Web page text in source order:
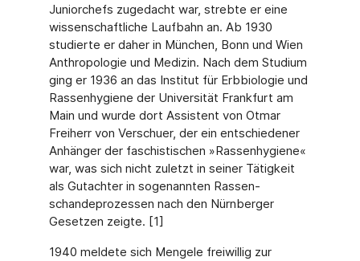
Juniorchefs zugedacht war, strebte er eine
wissenschaftliche Laufbahn an. Ab 1930
studierte er daher in München, Bonn und Wien
Anthropologie und Medizin. Nach dem Studium
ging er 1936 an das Institut für Erbbiologie und
Rassenhygiene der Universität Frankfurt am
Main und wurde dort Assistent von Otmar
Freiherr von Verschuer, der ein entschiedener
Anhänger der faschistischen »Rassenhygie­ne«
war, was sich nicht zuletzt in seiner Tätigkeit
als Gutachter in sogenannten Rassen­
schandeprozessen nach den Nürnberger
Gesetzen zeigte. [1]
1940 meldete sich Mengele freiwillig zur